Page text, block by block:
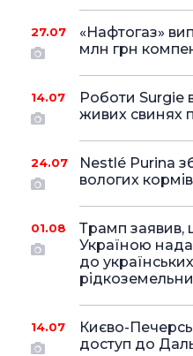
27.07
«Нафтогаз»
млн грн
14.07
Роботи Surgie
живих свинях
24.07
Nestlé Purina
вологих
01.08
Трамп заявив,
Україною
до
14.07
Києво-
доступ до